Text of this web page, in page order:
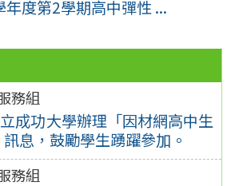
務組
成功大學辦理「因材網高中生
息，鼓勵學生踴躍參加。
務組
度第2學期高中彈性 ...